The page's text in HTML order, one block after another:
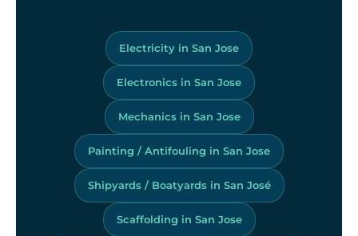
Electricity in San Jose
Electronics in San Jose
Mechanics in San Jose
Painting / Antifouling in San Jose
Shipyards / Boatyards in San José
Scaffolding in San Jose